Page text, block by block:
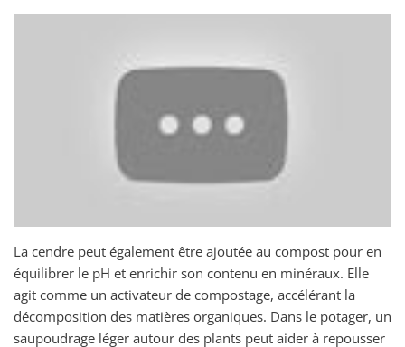
La cendre peut également être ajoutée au compost pour en
équilibrer le pH et enrichir son contenu en minéraux. Elle
agit comme un activateur de compostage, accélérant la
décomposition des matières organiques. Dans le potager, un
saupoudrage léger autour des plants peut aider à repousser